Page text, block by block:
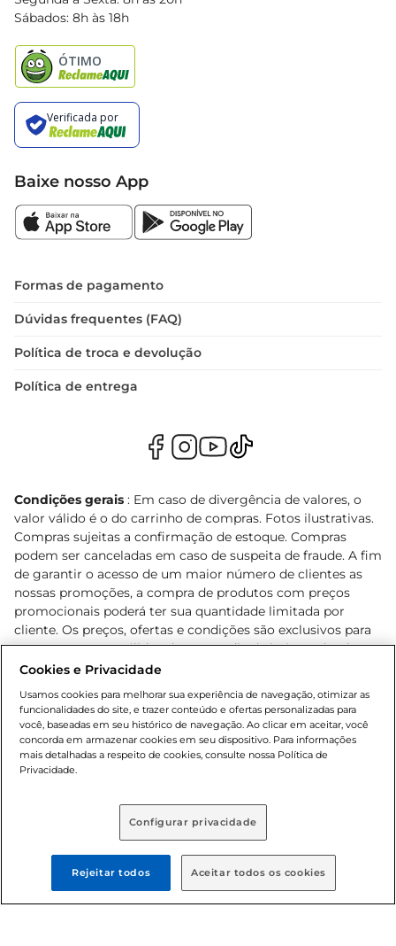
Black Friday
Sábados: 8h às 18h
Baixe nosso App
Formas de pagamento
Dúvidas frequentes (FAQ)
Política de troca e devolução
Política de entrega
Condições gerais : Em caso de divergência de valores, o
valor válido é o do carrinho de compras. Fotos ilustrativas.
Compras sujeitas a confirmação de estoque. Compras
podem ser canceladas em caso de suspeita de fraude. A fim
de garantir o acesso de um maior número de clientes as
nossas promoções, a compra de produtos com preços
promocionais poderá ter sua quantidade limitada por
cliente. Os preços, ofertas e condições são exclusivos para
o e-commerce e válidos durante o dia de hoje, podendo
sofrer alterações sem prévia notificação. Proibida a venda
Lei n.º 8069/90, art. 81, inciso II (Estatuto da Criança e do
Adolescente). Preços e condições exclusivos para o
www.bretas.com.br, podendo sofrer alterações sem aviso
prévio. O valor mínimo para as compras on-line é de R$
80,00.
© 2025 Copyright. Todos os direitos
reservados Bretas.
Cookies e Privacidade
Usamos cookies para melhorar sua experiência de navegação, otimizar as
funcionalidades do site, e trazer conteúdo e ofertas personalizadas para
você, baseadas em seu histórico de navegação. Ao clicar em aceitar, você
concorda em armazenar cookies em seu dispositivo. Para informações
mais detalhadas a respeito de cookies, consulte nossa Política de
Privacidade.
Configurar privacidade
Rejeitar todos Aceitar todos os cookies